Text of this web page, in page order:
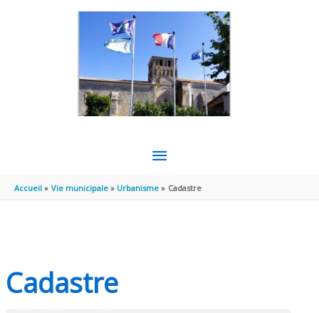
MENU
PRINCIPAL
Accueil Vie municipale Urbanisme Cadastre
Cadastre